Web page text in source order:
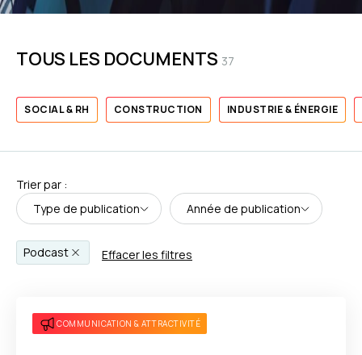
TOUS LES DOCUMENTS 37
SOCIAL & RH CONSTRUCTION INDUSTRIE & ÉNERGIE
Trier par :
Type de publication
Année de publication
Podcast Effacer les filtres
COMMUNICATION & ATTRACTIVITÉ